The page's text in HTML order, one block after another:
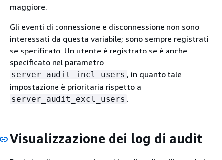
maggiore.
Gli eventi di connessione e disconnessione non sono
interessati da questa variabile; sono sempre registrati
se specificato. Un utente è registrato se è anche
specificato nel parametro
server_audit_incl_users , in quanto tale
impostazione è prioritaria rispetto a
server_audit_excl_users .
Visualizzazione dei log di audit